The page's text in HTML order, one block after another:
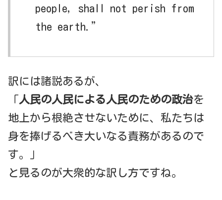
people, shall not perish from
the earth.”
訳には諸説あるが、
「人民の人民による人民のための政治を
地上から根絶させないために、私たちは
身を捧げるべき大いなる責務があるので
す。」
と見るのが大衆的な訳し方ですね。